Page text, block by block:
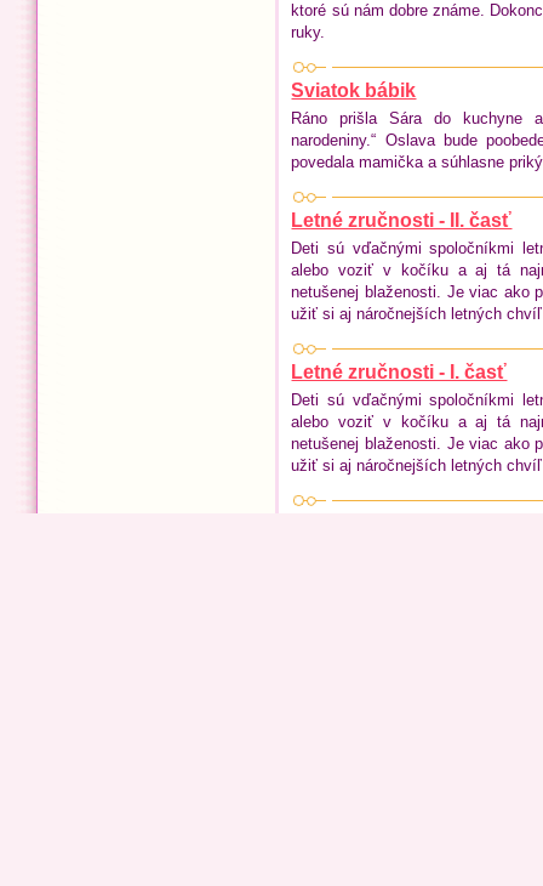
ktoré sú nám dobre známe.
ruky.
Sviatok bábik
Ráno prišla Sára do kuchyne
narodeniny.“ Oslava bude
povedala mamička a súhlasne
Letné zručnosti - II. časť
Deti sú vďačnými spoločníkmi
alebo voziť v kočíku a aj tá
netušenej blaženosti. Je viac ako
užiť si aj náročnejších letných
Letné zručnosti - I. časť
Deti sú vďačnými spoločníkmi
alebo voziť v kočíku a aj tá
netušenej blaženosti. Je viac ako
užiť si aj náročnejších letných